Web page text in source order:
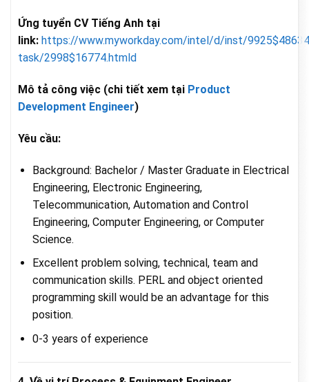
Ứng tuyển CV Tiếng Anh tại
link: https://www.myworkday.com/intel/d/inst/
task/2998$16774.htmld
Mô tả công việc (chi tiết xem tại Product
Development Engineer)
Yêu cầu:
Background: Bachelor / Master Graduate in Electrical
Engineering, Electronic Engineering,
Telecommunication, Automation and Control
Engineering, Computer Engineering, or Computer
Science.
Excellent problem solving, technical, team and
communication skills. PERL and object oriented
programming skill would be an advantage for this
position.
0-3 years of experience